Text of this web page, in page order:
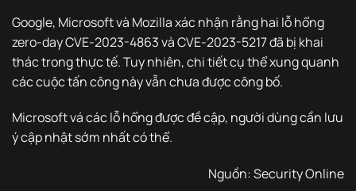
Google, Microsoft và Mozilla xác nhận rằng hai lỗ hổng
zero-day CVE-2023-4863 và CVE-2023-5217 đã bị khai
thác trong thực tế. Tuy nhiên, chi tiết cụ thể xung quanh
các cuộc tấn công này vẫn chưa được công bố.
Microsoft vá các lỗ hổng được đề cập, người dùng cần lưu
ý cập nhật sớm nhất có thể.
Nguồn:Security Online